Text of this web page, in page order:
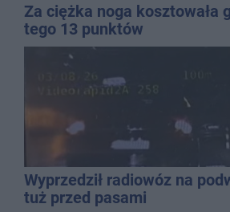
Za ciężka noga kosztowała
tego 13 punktów
Wyprzedził radiowóz na
tuż przed pasami